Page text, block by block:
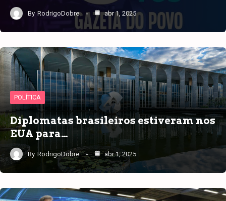
By RodrigoDobre abr 1, 2025
POLÍTICA
Diplomatas brasileiros estiveram nos
EUA para…
By RodrigoDobre abr 1, 2025